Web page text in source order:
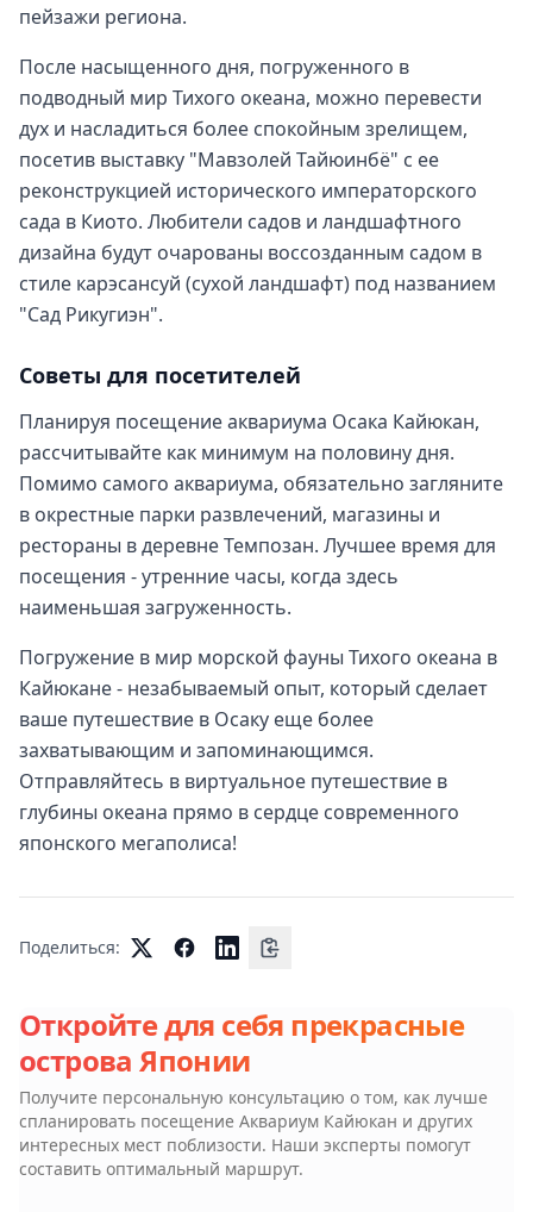
пейзажи региона.
После насыщенного дня, погруженного в
подводный мир Тихого океана, можно перевести
дух и насладиться более спокойным зрелищем,
посетив выставку "Мавзолей Тайюинбё" с ее
реконструкцией исторического императорского
сада в Киото. Любители садов и ландшафтного
дизайна будут очарованы воссозданным садом в
стиле карэсансуй (сухой ландшафт) под названием
"Сад Рикугиэн".
Советы для посетителей
Планируя посещение аквариума Осака Кайюкан,
рассчитывайте как минимум на половину дня.
Помимо самого аквариума, обязательно загляните
в окрестные парки развлечений, магазины и
рестораны в деревне Темпозан. Лучшее время для
посещения - утренние часы, когда здесь
наименьшая загруженность.
Погружение в мир морской фауны Тихого океана в
Кайюкане - незабываемый опыт, который сделает
ваше путешествие в Осаку еще более
захватывающим и запоминающимся.
Отправляйтесь в виртуальное путешествие в
глубины океана прямо в сердце современного
японского мегаполиса!
Поделиться:
Откройте для себя прекрасные
острова Японии
Получите персональную консультацию о том, как лучше
спланировать посещение Аквариум Кайюкан и других
интересных мест поблизости. Наши эксперты помогут
составить оптимальный маршрут.